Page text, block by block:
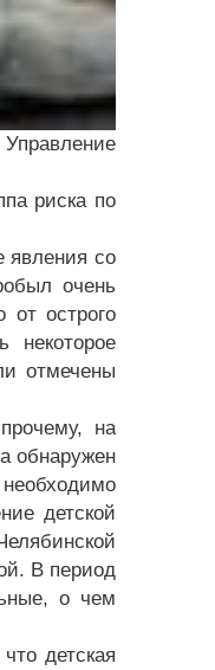
риска по
явления со
очень
острого
некоторое
отмечены
на
обнаружен
детской
В период
о чем
детская